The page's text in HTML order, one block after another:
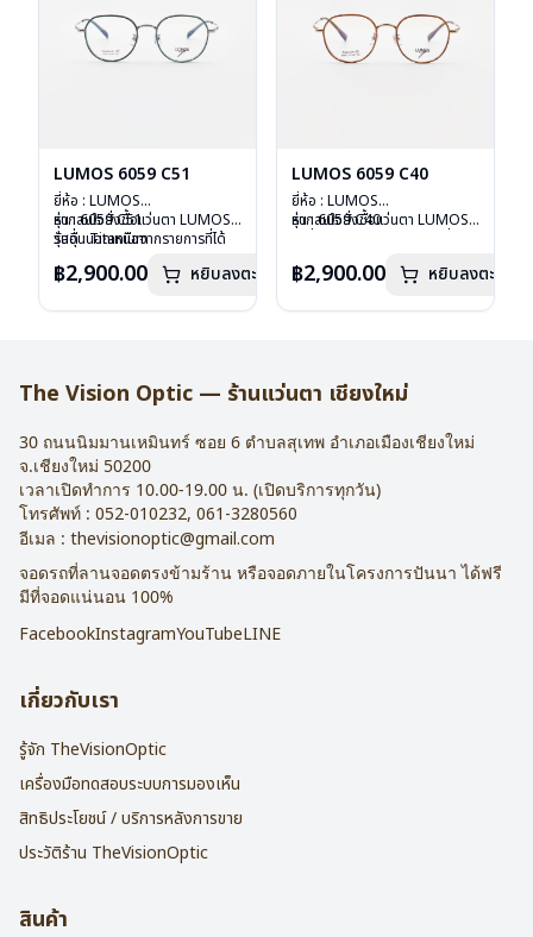
LUMOS 6059 C51
ยี่ห้อ : LUMOS
รุ่น : 6059 C51
วัสดุ : Titanium
บานพับ : ไม่มีสปริง
อุปกรณ์ : กล่องแว่น , ผ้าเช็ดแว่น
หากสนใจสั่งชื้อแว่นตา LUMOS
รุ่นอื่นนอกเหนือจากรายการที่ได้
฿2,900.00 หยิบลงตะกร้า
LUMOS 6059 C40
ยี่ห้อ : LUMOS
รุ่น : 6059 C40
บานพับ : ไม่มีสปริง
อุปกรณ์ : กล่องแว่น , ผ้าเช็ดแว่น
หากสนใจสั่งชื้อแว่นตา LUMOS
฿2,900.00 หยิบลงตะกร้า
The Vision Optic — ร้านแว่นตา เชียงใหม่
30 ถนนนิมมานเหมินทร์ ซอย 6 ตำบลสุเทพ อำเภอเมืองเชียงใหม่
จ.เชียงใหม่ 50200
เวลาเปิดทำการ 10.00-19.00 น. (เปิดบริการทุกวัน)
โทรศัพท์ : 052-010232, 061-3280560
อีเมล : thevisionoptic@gmail.com
จอดรถที่ลานจอดตรงข้ามร้าน หรือจอดภายในโครงการปันนา ได้ฟรี
มีที่จอดแน่นอน 100%
FacebookInstagramYouTubeLINE
เกี่ยวกับเรา
รู้จัก TheVisionOptic
เครื่องมือทดสอบระบบการมองเห็น
สิทธิประโยชน์ / บริการหลังการขาย
ประวัติร้าน TheVisionOptic
สินค้า